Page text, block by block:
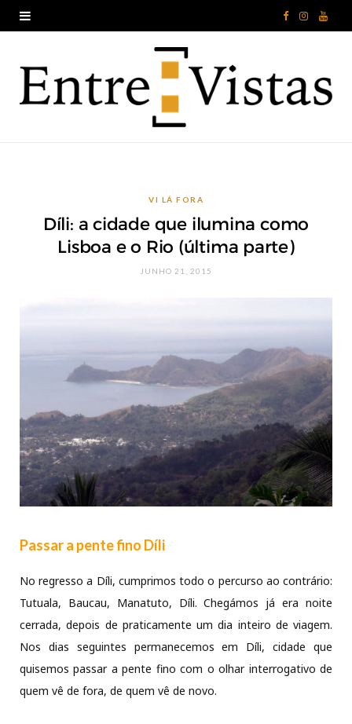
F
c
I Y
u
VI LÁ FORA
Díli: a cidade que ilumina como
Lisboa e o Rio (última parte)
JUNHO 21, 2015
Passar a pente fino Díli
No regresso a Díli, cumprimos todo o percurso ao contrário:
Tutuala, Baucau, Manatuto, Díli. Chegámos já era noite
cerrada, depois de praticamente um dia inteiro de viagem.
Nos dias seguintes permanecemos em Díli, cidade que
quisemos passar a pente fino com o olhar interrogativo de
quem vê de fora, de quem vê de novo.